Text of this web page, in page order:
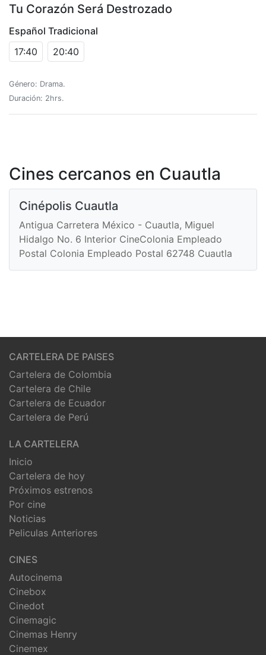
Tu Corazón Será Destrozado
Español Tradicional
17:40
20:40
Género: Drama.
Duración: 2hrs.
Cines cercanos en Cuautla
Cinépolis Cuautla
Antigua Carretera México - Cuautla, Miguel
Hidalgo No. 6 Interior CineColonia Empleado
Postal Colonia Empleado Postal 62748 Cuautla
CARTELERA DE PAISES
Cartelera de Colombia
Cartelera de Chile
Cartelera de Ecuador
Cartelera de Perú
LA CARTELERA
Inicio
Cartelera de hoy
Próximos estrenos
Por cine
Noticias
Peliculas Anteriores
CINES
Autocinema
Cinebox
Cinedot
Cinemagic
Cinemas Henry
Cinemex